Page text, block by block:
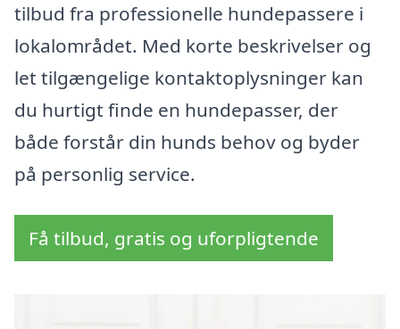
tilbud fra professionelle hundepassere i
lokalområdet. Med korte beskrivelser og
let tilgængelige kontaktoplysninger kan
du hurtigt finde en hundepasser, der
både forstår din hunds behov og byder
på personlig service.
Få tilbud, gratis og uforpligtende